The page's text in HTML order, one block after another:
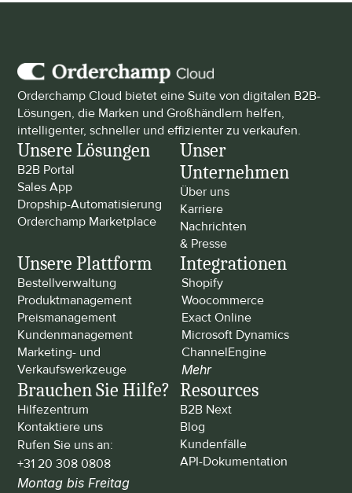
Orderchamp Cloud bietet eine Suite von digitalen B2B-
Lösungen, die Marken und Großhändlern helfen,
intelligenter, schneller und effizienter zu verkaufen.
Unsere Lösungen
B2B Portal
Sales App
Dropship-Automatisierung
Orderchamp Marketplace
Unser
Unternehmen
Über uns
Karriere
Nachrichten
& Presse
Unsere Plattform
Bestellverwaltung
Produktmanagement
Preismanagement
Kundenmanagement
Marketing- und
Verkaufswerkzeuge
Integrationen
Shopify
Woocommerce
Exact Online
Microsoft Dynamics
ChannelEngine
Mehr
Brauchen Sie Hilfe?
Hilfezentrum
Kontaktiere uns
Rufen Sie uns an:
+31 20 308 0808
Montag bis Freitag
Resources
B2B Next
Blog
Kundenfälle
API-Dokumentation